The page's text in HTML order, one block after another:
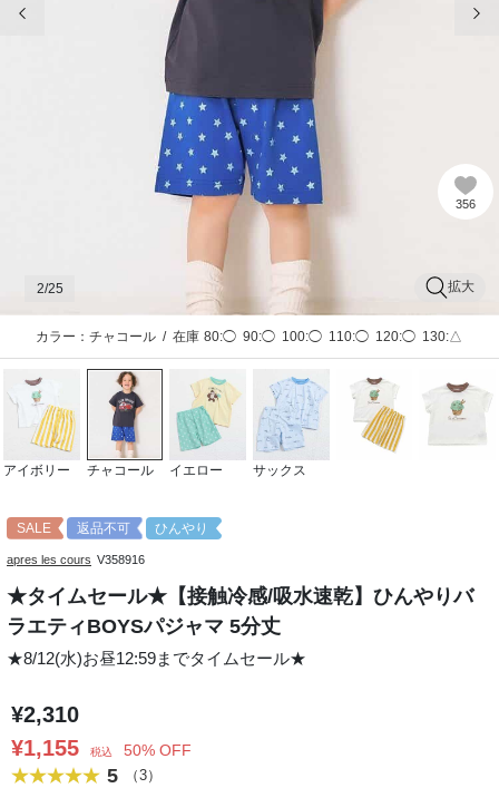
356
拡大
2/25
カラー：チャコール / 在庫 80:◯ 90:◯ 100:◯ 110:◯ 120:◯ 130:△
アイボリー チャコール イエロー サックス
SALE 返品不可 ひんやり
apres les cours V358916
★タイムセール★【接触冷感/吸水速乾】ひんやりバ
ラエティBOYSパジャマ 5分丈
★8/12(水)お昼12:59までタイムセール★
¥2,310
¥1,155
税込 50% OFF
5 （3）